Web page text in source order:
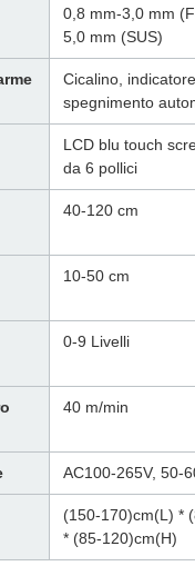
0,8 mm-3,0 mm
5,0 mm (SUS)
Cicalino,
spegnimento
LCD blu touch
da 6 pollici
40-120 cm
10-50 cm
0-9 Livelli
40 m/min
AC100-265V, 50-
(150-170)cm(L) *
* (85-120)cm(H)